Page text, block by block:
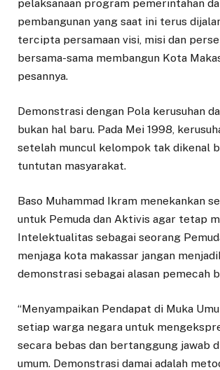
pelaksanaan program pemerintahan
pembangunan yang saat ini terus
tercipta persamaan visi, misi dan
bersama-sama membangun Kota
pesannya.
Demonstrasi dengan Pola kerusuhan
bukan hal baru. Pada Mei 1998,
setelah muncul kelompok tak dikenal
tuntutan masyarakat.
Baso Muhammad Ikram menekankan
untuk Pemuda dan Aktivis agar tetap
Intelektualitas sebagai seorang
menjaga kota makassar jangan
demonstrasi sebagai alasan pemecah
“Menyampaikan Pendapat di Muka
setiap warga negara untuk
secara bebas dan bertanggung jawab
umum. Demonstrasi damai adalah